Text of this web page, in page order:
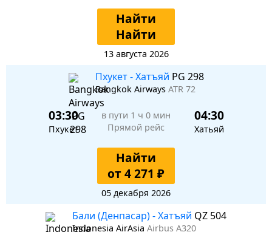
Найти
Найти
13 августа 2026
Пхукет - Хатъяй PG 298
Bangkok Airways ATR 72
03:30
Пхукет
в пути 1 ч 0 мин
Прямой рейс
04:30
Хатьяй
Найти
от 4 271 ₽
05 декабря 2026
Бали (Денпасар) - Хатъяй QZ 504
Indonesia AirAsia Airbus A320